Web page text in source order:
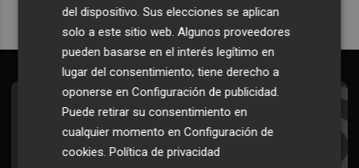
Suscríbete al Boletín
Todos los días a primera hora en tu email
del dispositivo. Sus elecciones se aplican
solo a este sitio web. Algunos proveedores
pueden basarse en el interés legítimo en
lugar del consentimiento; tiene derecho a
oponerse enConfiguración de publicidad.
Puede retirar su consentimiento en
cualquier momento enConfiguración de
cookies.Política de privacidad